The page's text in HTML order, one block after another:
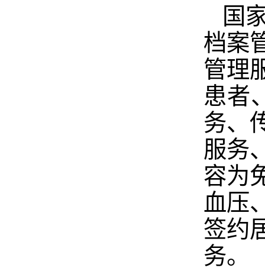
国
档案
管理
患者
务、
服务
容为
血压
签约
务。